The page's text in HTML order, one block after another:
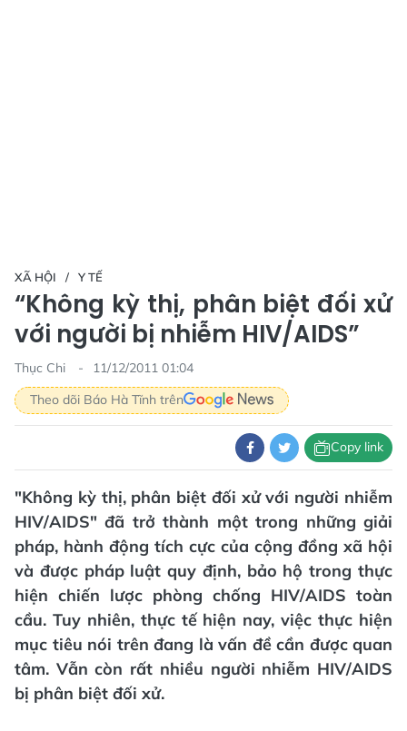
XÃ HỘI Y TẾ
“Không kỳ thị, phân biệt đối xử
với người bị nhiễm HIV/AIDS”
Thục Chi
11/12/2011 01:04
Theo dõi Báo Hà Tĩnh trên
Copy link
"Không kỳ thị, phân biệt đối xử với người nhiễm
HIV/AIDS" đã trở thành một trong những giải
pháp, hành động tích cực của cộng đồng xã hội
và được pháp luật quy định, bảo hộ trong thực
hiện chiến lược phòng chống HIV/AIDS toàn
cầu. Tuy nhiên, thực tế hiện nay, việc thực hiện
mục tiêu nói trên đang là vấn đề cần được quan
tâm. Vẫn còn rất nhiều người nhiễm HIV/AIDS
bị phân biệt đối xử.